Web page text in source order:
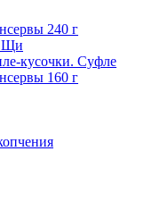
240 г
Щи
кусочки. Суфле
160 г